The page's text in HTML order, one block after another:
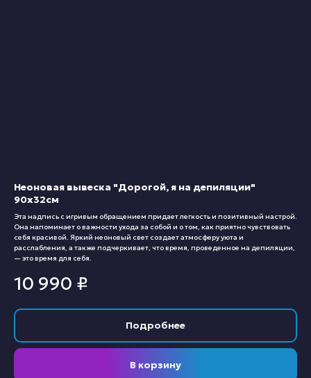
Неоновая вывеска "Дорогой, я на депиляции"
90х32см
Эта надпись с игривым обращением придает легкость и позитивный настрой.
Она напоминает о важности ухода за собой и о том, как приятно чувствовать
себя красивой. Яркий неоновый свет создает атмосферу уюта и
расслабления, а также подчеркивает, что время, проведенное на депиляции,
— это время для себя.
10 990 ₽
Подробнее
В корзину